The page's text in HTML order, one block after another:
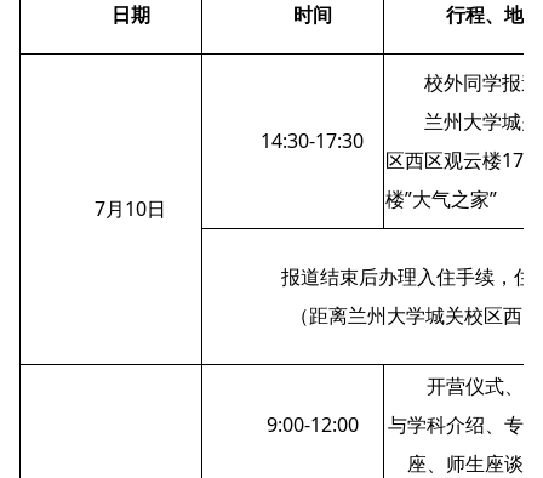
日期 时间 行程、地点
7月10日
14:30-17:30
校外同学报
兰州大学城
区西区观云楼17
楼”大气之家”
报道结束后办理入住手续，住
（距离兰州大学城关校区西
9:00-12:00
开营仪式、
与学科介绍、专
座、师生座谈会